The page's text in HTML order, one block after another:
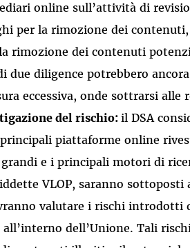
online sull’attività di
per la rimozione dei
rimozione dei contenuti
due diligence potrebbero
eccessiva, onde sottrarsi alle
del rischio:il DSA
piattaforme online
e i principali motori di
VLOP, saranno sottoposti
valutare i rischi introdotti
dell’Unione. Tali